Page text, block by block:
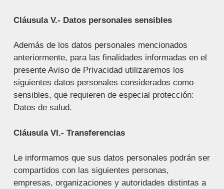
Cláusula V.- Datos personales sensibles
Además de los datos personales mencionados
anteriormente, para las finalidades informadas en el
presente Aviso de Privacidad utilizaremos los
siguientes datos personales considerados como
sensibles, que requieren de especial protección:
Datos de salud.
Cláusula VI.- Transferencias
Le informamos que sus datos personales podrán ser
compartidos con las siguientes personas,
empresas, organizaciones y autoridades distintas a